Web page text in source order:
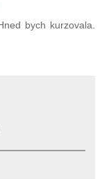
bych kurzovala.